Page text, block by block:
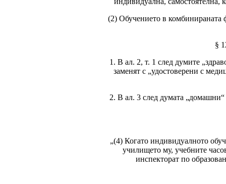
(2) Обучението в комбинираната
§
1. В ал. 2, т. 1 след думите
заменят с „удостоверени с
2. В ал. 3 след думата „домашни“
„(4) Когато индивидуалното
училището му, учебните
инспекторат по